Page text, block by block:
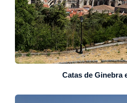
Catas de Ginebra